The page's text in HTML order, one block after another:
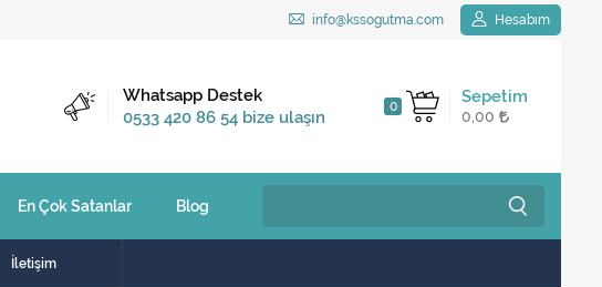
info@kssogutma.com Hesabım
Sepetim
0
0,00
Kargo Bedava
2.500 TL ve üzeri
Whatsapp Destek
0533 420 86 54 bize ulaşın
En Çok Satanlar Blog
İletişim